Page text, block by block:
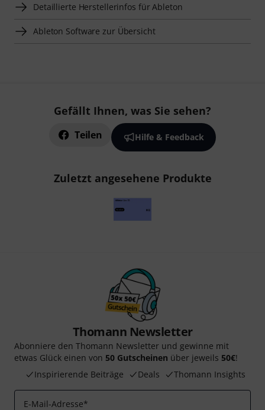
Detaillierte Herstellerinfos für Ableton
Ableton Software zur Übersicht
Gefällt Ihnen, was Sie sehen?
Teilen Hilfe & Feedback
Zuletzt angesehene Produkte
Thomann Newsletter
Abonniere den Thomann Newsletter und gewinne mit
etwas Glück einen von 50 Gutscheinen über jeweils 50€!
Inspirierende Beiträge
Deals Thomann Insights
E-Mail-Adresse*